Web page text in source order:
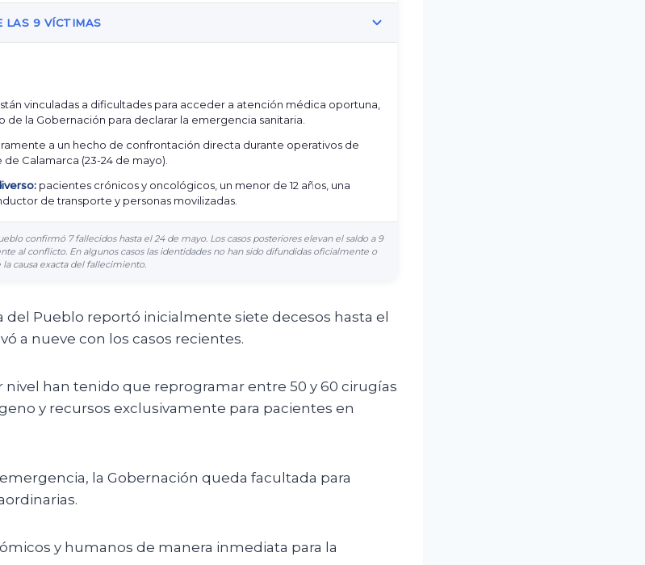
LAS 9 VÍCTIMAS
vinculadas a dificultades para acceder a atención médica oportuna,
de la Gobernación para declarar la emergencia sanitaria.
a un hecho de confrontación directa durante operativos de
Calamarca (23-24 de mayo).
pacientes crónicos y oncológicos, un menor de 12 años, una
de transporte y personas movilizadas.
confirmó 7 fallecidos hasta el 24 de mayo. Los casos posteriores elevan el saldo a 9
al conflicto. En algunos casos las identidades no han sido difundidas oficialmente o
causa exacta del fallecimiento.
del Pueblo reportó inicialmente siete decesos hasta el
a nueve con los casos recientes.
nivel han tenido que reprogramar entre 50 y 60 cirugías
y recursos exclusivamente para pacientes en
la Gobernación queda facultada para
y humanos de manera inmediata para la